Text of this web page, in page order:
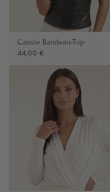
Cassie Bandeau-Top
44,00 €